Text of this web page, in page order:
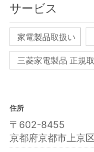
サービス
家電製品取扱い
三菱家電製品 正規
住所
〒602-8455
京都府京都市上京